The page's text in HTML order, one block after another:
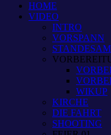
HOME
VIDEO
INTRO
VORSPANN
WIKUP
KIRCHE
DIE FAHRT
SHOOTING